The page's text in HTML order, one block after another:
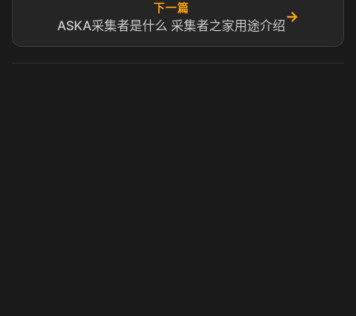
下一篇
ASKA采集者是什么 采集者之家用途介绍
→